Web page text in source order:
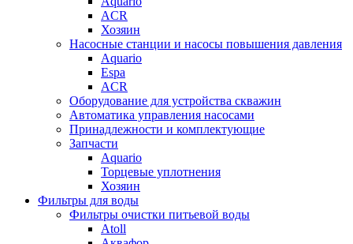
ACR
Хозяин
Насосные станции и насосы повышения давления
Aquario
Espa
ACR
Оборудование для устройства скважин
Автоматика управления насосами
Принадлежности и комплектующие
Запчасти
Aquario
Торцевые уплотнения
Хозяин
Фильтры для воды
Фильтры очистки питьевой воды
Atoll